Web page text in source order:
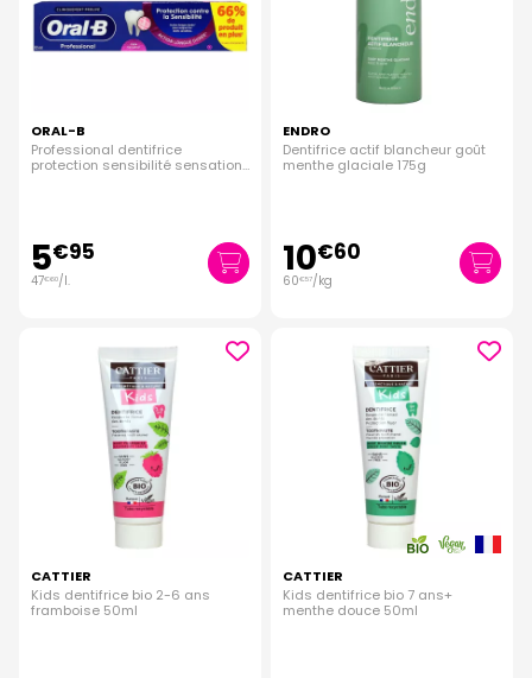
ORAL-B
Professional dentifrice
protection sensibilité sensation
5€95
47€60/l.
ENDRO
Dentifrice actif blancheur goût
menthe glaciale 175g
10€60
60€57/kg
CATTIER
Kids dentifrice bio 2-6 ans
framboise 50ml
CATTIER
Kids dentifrice bio 7 ans+
menthe douce 50ml